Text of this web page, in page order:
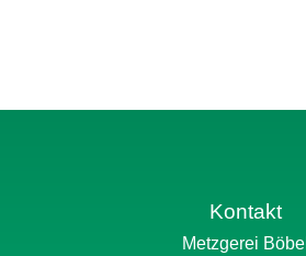
Kontakt
Metzgerei Böbel